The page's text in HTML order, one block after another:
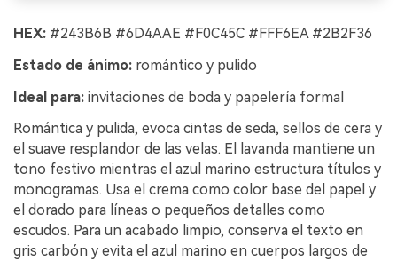
HEX: #243B6B #6D4AAE #F0C45C #FFF6EA #2B2F36
Estado de ánimo: romántico y pulido
Ideal para: invitaciones de boda y papelería formal
Romántica y pulida, evoca cintas de seda, sellos de cera y
el suave resplandor de las velas. El lavanda mantiene un
tono festivo mientras el azul marino estructura títulos y
monogramas. Usa el crema como color base del papel y
el dorado para líneas o pequeños detalles como
escudos. Para un acabado limpio, conserva el texto en
gris carbón y evita el azul marino en cuerpos largos de